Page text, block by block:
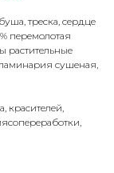
треска, сердце
перемолотая
растительные
сушеная,
красителей,